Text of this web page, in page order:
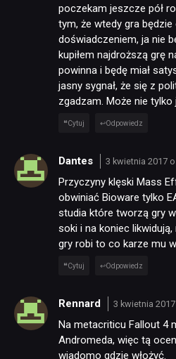
poczekam jeszcze pół
tym, że wtedy gra
doświadczeniem, ja nie
kupiłem najdroższą grę
powinna i będę miał
jasny sygnał, że się z
zgadzam. Może nie tylko
Cytuj Odpowiedz
Dantes 3 kwietnia 2017
Przyczyny klęski Mass
obwiniać Bioware tylko
studia które tworzą gry
soki i na koniec
gry robi to co karze mu
Cytuj Odpowiedz
Rennard 3 kwietnia
Na metacriticu Fallout 4
Andromeda, więc tą
wiadomo gdzie włożyć.